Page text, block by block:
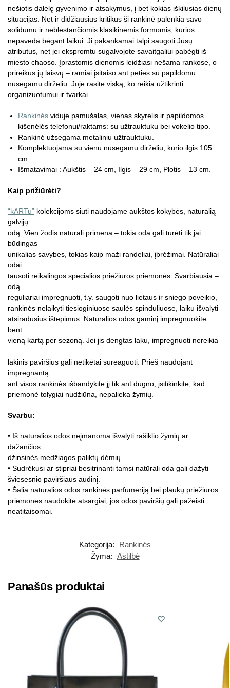
nešiotis dalelę gyvenimo ir atsakymus, į bet kokias iškilusias dienų
situacijas. Net ir didžiausius kritikus ši rankinė palenkia savo
solidumu ir neblėstančiomis klasikinėmis formomis, kurios
nepaveda bėgant laikui. Ji pakankamai talpi saugoti Jūsų
atributus, net jei ekspromtu sugalvojote savaitgaliui pabėgti iš
miesto chaoso. Įprastomis dienomis leidžiasi nešama rankose, o
prireikus jų laisvų – ramiai įsitaiso ant peties su papildomu
nusegamu dirželiu. Joje rasite viską, ko reikia užtikrinti
organizuotumui ir tvarkai.
Rankinės viduje pamušalas, vienas skyrelis ir papildomos
kišenėlės telefonui/raktams: su užtrauktuku bei vokelio tipo.
Rankinė užsegama metaliniu užtrauktuku.
Komplektuojama su vienu nusegamu dirželiu, kurio ilgis 105
cm.
Išmatavimai : Aukštis – 24 cm, Ilgis – 29 cm, Plotis – 13 cm.
Kaip prižiūrėti?
“kARTu” kolekcijoms siūti naudojame aukštos kokybės, natūralią
galvijų
odą. Vien žodis natūrali primena – tokia oda gali turėti tik jai
būdingas
unikalias savybes, tokias kaip maži randeliai, įbrėžimai. Natūraliai
odai
tausoti reikalingos specialios priežiūros priemonės. Svarbiausia –
odą
reguliariai impregnuoti, t.y. saugoti nuo lietaus ir sniego poveikio,
rankinės nelaikyti tiesioginiuose saulės spinduliuose, laiku išvalyti
atsiradusius ištepimus. Natūralios odos gaminį impregnuokite
bent
vieną kartą per sezoną. Jei jis dengtas laku, impregnuoti nereikia
–
lakinis paviršius gali netikėtai sureaguoti. Prieš naudojant
impregnantą
ant visos rankinės išbandykite jį tik ant dugno, įsitikinkite, kad
priemonė tolygiai nudžiūna, nepalieka žymių.
Svarbu:
• Iš natūralios odos neįmanoma išvalyti rašiklio žymių ar
dažančios
džinsinės medžiagos paliktų dėmių.
• Sudrėkusi ar stipriai besitrinanti tamsi natūrali oda gali dažyti
šviesesnio paviršiaus audinį.
• Šalia natūralios odos rankinės parfumeriją bei plaukų priežiūros
priemones naudokite atsargiai, jos odos paviršių gali pažeisti
neatitaisomai.
Kategorija:
Rankinės
Žyma: Astilbė
Panašūs produktai